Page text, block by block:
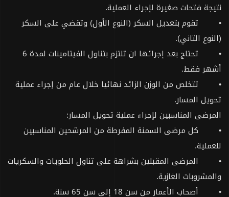
نتيجة فتحات صغيرة لإجراء العملية.
•
تقوم بتعديل السكر (النوع الأول) وتقضي على السكر
(النوع الثاني).
•
تحتاج بعد إجرائها ان تلتزم بتناول الفيتامينات لمدة 6
أشهر فقط.
•
تتخلص من الوزن الزائد نهائيا خلال عام من إجراء عملية
تحويل المسار.
المرضى المناسبين لإجراء عملية تحويل المسار:
•
كل مرضى السمنة المفرطة من المرشحين المناسبين
للعملية.
•
المرضى المقبلين بشراهة على تناول الحلويات والسكريات
والمشروبات الغازية.
•
أصحاب الأعمار من سن 18 إلى سن 65 سنة.